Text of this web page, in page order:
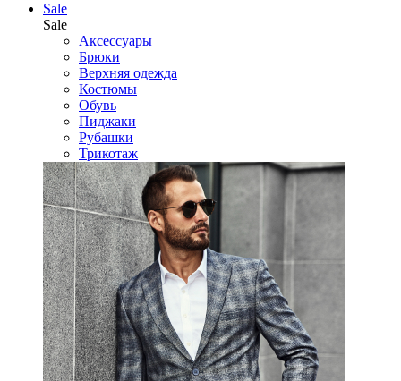
Sale
Sale
Аксессуары
Брюки
Верхняя одежда
Костюмы
Обувь
Пиджаки
Рубашки
Трикотаж